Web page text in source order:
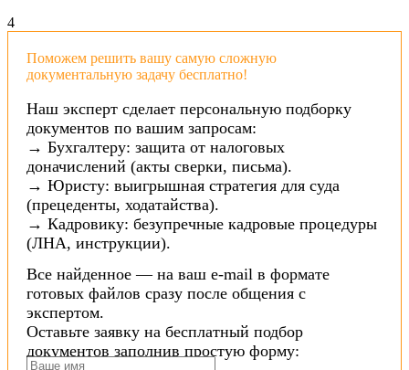
4
Поможем решить вашу самую сложную
документальную задачу бесплатно!
Наш эксперт сделает персональную подборку
документов по вашим запросам:
→ Бухгалтеру: защита от налоговых
доначислений (акты сверки, письма).
→ Юристу: выигрышная стратегия для суда
(прецеденты, ходатайства).
→ Кадровику: безупречные кадровые процедуры
(ЛНА, инструкции).
Все найденное — на ваш e-mail в формате
готовых файлов сразу после общения с
экспертом.
Оставьте заявку на бесплатный подбор
документов заполнив простую форму: